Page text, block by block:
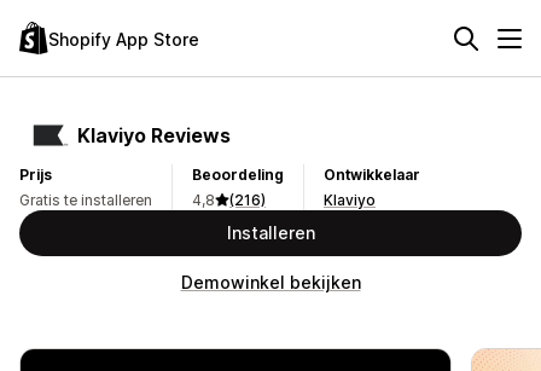
Shopify App Store
Klaviyo Reviews
Prijs
Gratis te installeren
Beoordeling
4,8
(216)
Ontwikkelaar
Klaviyo
Installeren
Demowinkel bekijken